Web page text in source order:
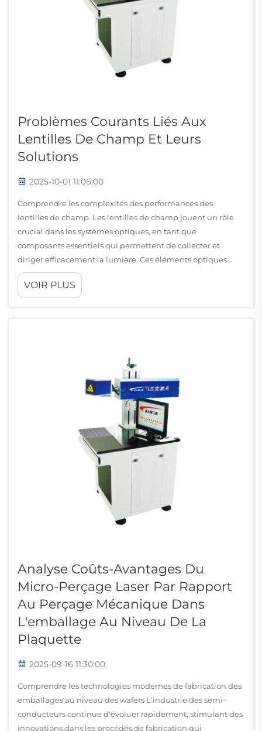
Problèmes Courants Liés Aux
Lentilles De Champ Et Leurs
Solutions
2025-10-01 11:06:00
Comprendre les complexités des performances des
lentilles de champ. Les lentilles de champ jouent un rôle
crucial dans les systèmes optiques, en tant que
composants essentiels qui permettent de collecter et
diriger efficacement la lumière. Ces éléments optiques
spécialisés sont conçus pour améliorer l'image...
VOIR PLUS
Analyse Coûts-Avantages Du
Micro-Perçage Laser Par Rapport
Au Perçage Mécanique Dans
L'emballage Au Niveau De La
Plaquette
2025-09-16 11:30:00
Comprendre les technologies modernes de fabrication des
emballages au niveau des wafers L'industrie des semi-
conducteurs continue d'évoluer rapidement, stimulant des
innovations dans les procédés de fabrication qui